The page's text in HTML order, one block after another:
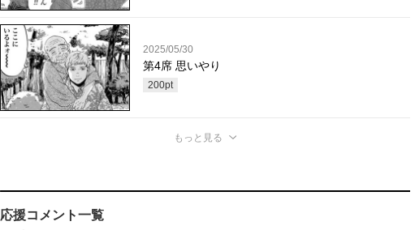
2025/05/30
第4席 思いやり
200pt
もっと見る
応援コメント一覧